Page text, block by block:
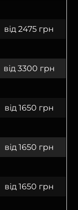
від 2475 грн
від 3300 грн
від 1650 грн
від 1650 грн
від 1650 грн